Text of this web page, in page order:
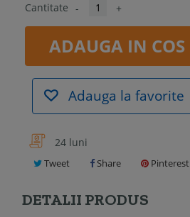
Cantitate - +
ADAUGA IN COS
Adauga la favorite
24 luni
Tweet Share Pinterest
DETALII PRODUS